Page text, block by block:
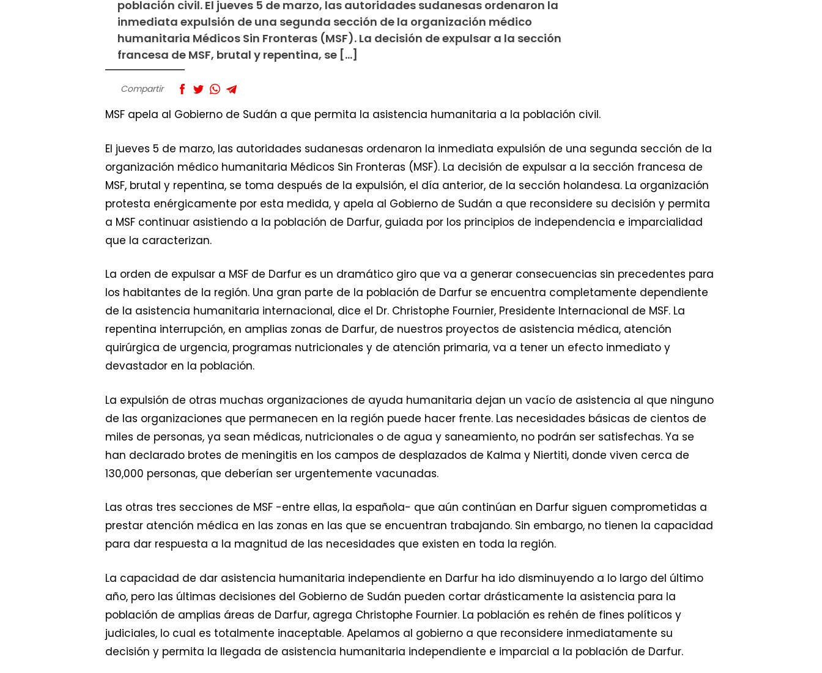
población civil. El jueves 5 de marzo, las autoridades sudanesas ordenaron la
inmediata expulsión de una segunda sección de la organización médico
humanitaria Médicos Sin Fronteras (MSF). La decisión de expulsar a la sección
francesa de MSF, brutal y repentina, se […]
Compartir
MSF apela al Gobierno de Sudán a que permita la asistencia humanitaria a la población civil.
El jueves 5 de marzo, las autoridades sudanesas ordenaron la inmediata expulsión de una segunda sección de la
organización médico humanitaria Médicos Sin Fronteras (MSF). La decisión de expulsar a la sección francesa de
MSF, brutal y repentina, se toma después de la expulsión, el día anterior, de la sección holandesa. La organización
protesta enérgicamente por esta medida, y apela al Gobierno de Sudán a que reconsidere su decisión y permita
a MSF continuar asistiendo a la población de Darfur, guiada por los principios de independencia e imparcialidad
que la caracterizan.
La orden de expulsar a MSF de Darfur es un dramático giro que va a generar consecuencias sin precedentes para
los habitantes de la región. Una gran parte de la población de Darfur se encuentra completamente dependiente
de la asistencia humanitaria internacional, dice el Dr. Christophe Fournier, Presidente Internacional de MSF. La
repentina interrupción, en amplias zonas de Darfur, de nuestros proyectos de asistencia médica, atención
quirúrgica de urgencia, programas nutricionales y de atención primaria, va a tener un efecto inmediato y
devastador en la población.
La expulsión de otras muchas organizaciones de ayuda humanitaria dejan un vacío de asistencia al que ninguno
de las organizaciones que permanecen en la región puede hacer frente. Las necesidades básicas de cientos de
miles de personas, ya sean médicas, nutricionales o de agua y saneamiento, no podrán ser satisfechas. Ya se
han declarado brotes de meningitis en los campos de desplazados de Kalma y Niertiti, donde viven cerca de
130,000 personas, que deberían ser urgentemente vacunadas.
Las otras tres secciones de MSF -entre ellas, la española- que aún continúan en Darfur siguen comprometidas a
prestar atención médica en las zonas en las que se encuentran trabajando. Sin embargo, no tienen la capacidad
para dar respuesta a la magnitud de las necesidades que existen en toda la región.
La capacidad de dar asistencia humanitaria independiente en Darfur ha ido disminuyendo a lo largo del último
año, pero las últimas decisiones del Gobierno de Sudán pueden cortar drásticamente la asistencia para la
población de amplias áreas de Darfur, agrega Christophe Fournier. La población es rehén de fines políticos y
judiciales, lo cual es totalmente inaceptable. Apelamos al gobierno a que reconsidere inmediatamente su
decisión y permita la llegada de asistencia humanitaria independiente e imparcial a la población de Darfur.